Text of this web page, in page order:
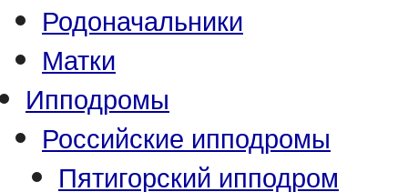
Родоначальники
Матки
Ипподромы
Российские ипподромы
Пятигорский ипподром